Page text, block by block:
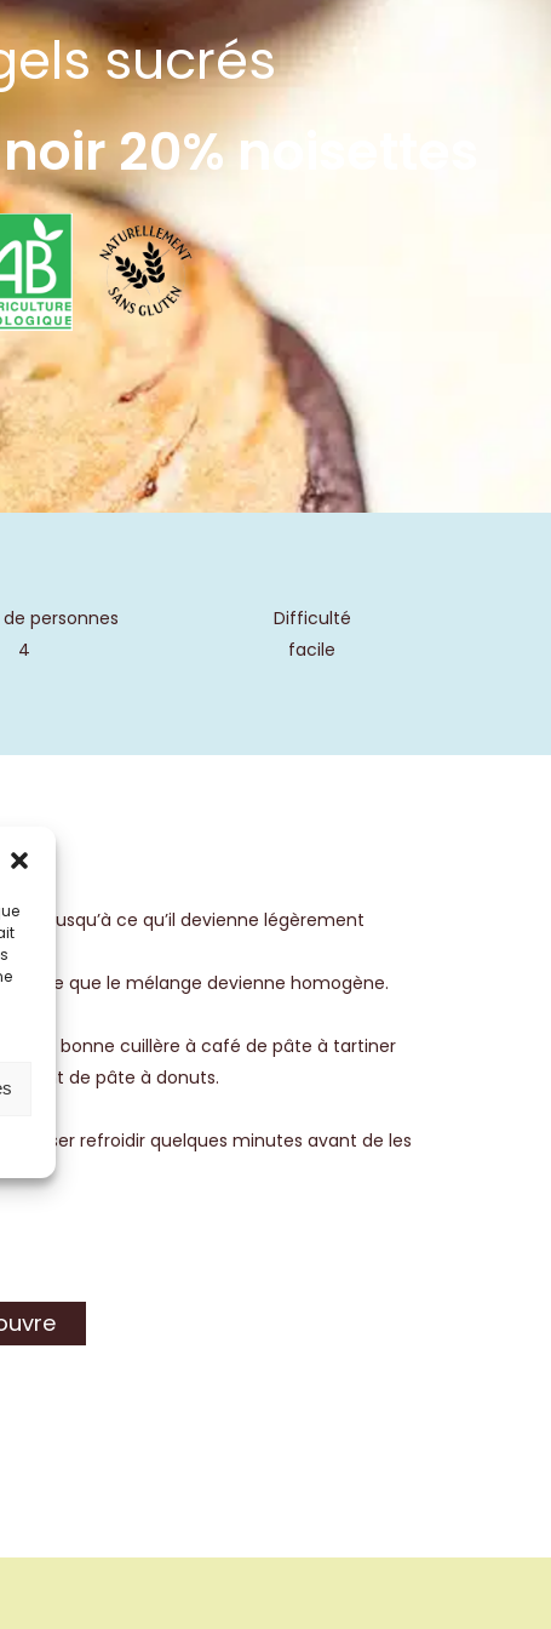
sucrés
20% noisettes
personnes
4
Difficulté
facile
jusqu’à ce qu’il devienne légèrement
ce que le mélange devienne homogène.
une bonne cuillère à café de pâte à tartiner
de pâte à donuts.
laisser refroidir quelques minutes avant de les